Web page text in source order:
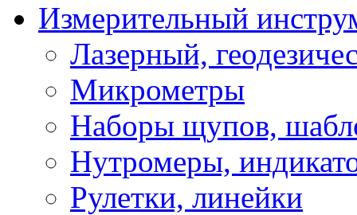
Измерительный
Лазерный,
Микрометры
Наборы щупов,
Нутромеры,
Рулетки, линейки